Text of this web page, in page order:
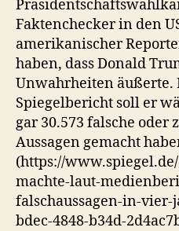
Faktenchecker in den
amerikanischer
haben, dass Donald
Unwahrheiten äußerte.
Spiegelbericht soll er
gar 30.573 falsche
Aussagen gemacht
(https://
machte-laut-
falschaussagen-in-vier-
bdec-4848-b34d-